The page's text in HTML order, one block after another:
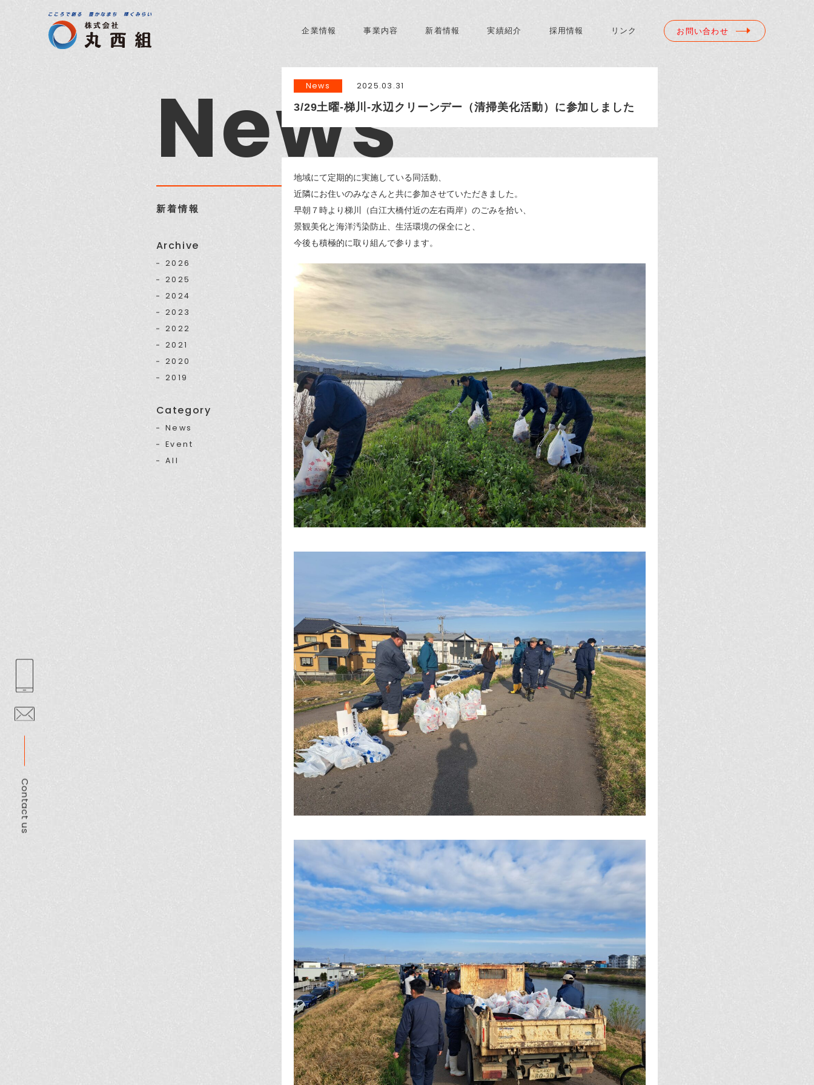
企業情報 事業内容 新着情報 実績紹介 採用情報 リンク お問い合わせ
Contact us
News
新着情報
Archive
2026
2025
2024
2023
2022
2021
2020
2019
Category
News
Event
All
News 2025.03.31
3/29土曜-梯川-水辺クリーンデー（清掃美化活動）に参加しました
地域にて定期的に実施している同活動、
近隣にお住いのみなさんと共に参加させていただきました。
早朝７時より梯川（白江大橋付近の左右両岸）のごみを拾い、
景観美化と海洋汚染防止、生活環境の保全にと、
今後も積極的に取り組んで参ります。